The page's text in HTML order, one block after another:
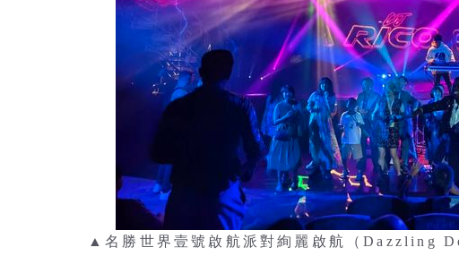
▲名勝世界壹號啟航派對絢麗啟航（Dazzling